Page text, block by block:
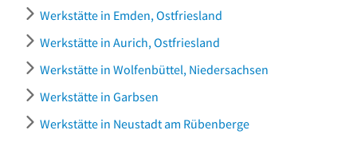
Werkstätte in Emden, Ostfriesland
Werkstätte in Aurich, Ostfriesland
Werkstätte in Wolfenbüttel, Niedersachsen
Werkstätte in Garbsen
Werkstätte in Neustadt am Rübenberge